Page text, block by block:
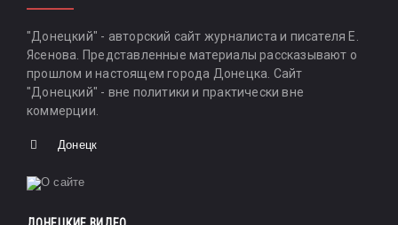
"Донецкий" - авторский сайт журналиста и писателя Е.
Ясенова. Представленные материалы рассказывают о
прошлом и настоящем города Донецка. Сайт
"Донецкий" - вне политики и практически вне
коммерции.
Донецк